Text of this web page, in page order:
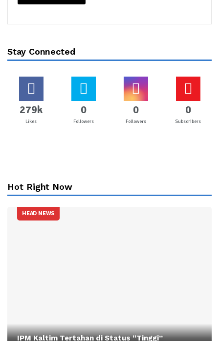
Stay Connected
279k
Likes
0
Followers
0
Followers
0
Subscribers
Hot Right Now
HEAD NEWS
IPM Kaltim Tertahan di Status “Tinggi”